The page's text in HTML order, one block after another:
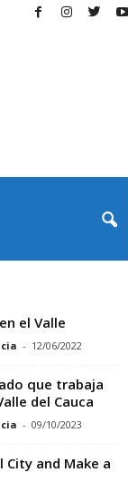
el Valle
- 12/06/2022
que trabaja
del Cauca
- 09/10/2023
City and Make a